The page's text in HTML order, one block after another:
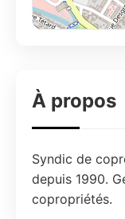
À propos
Syndic de
depuis 1990.
copropriétés.